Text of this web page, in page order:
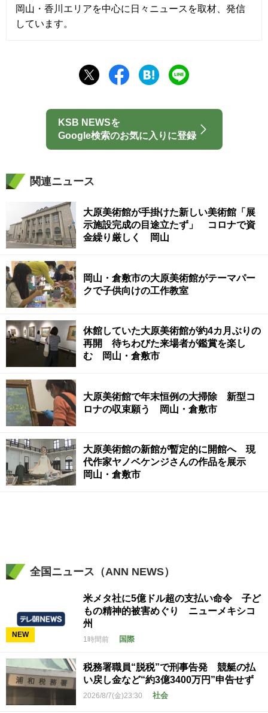
岡山・香川エリアを中心に日々ニュースを取材、発信
しています。
KSB NEWSを
Google検索のお気に入りに登録
関連ニュース
大原美術館が手掛けた新しい美術館「展
示施設完成の目途立たず」 コロナで資
金繰り厳しく 岡山
岡山・倉敷市の大原美術館がテーマパー
クで子供向けの工作教室
休館していた大原美術館が約4カ月ぶりの
再開 待ちわびた来場者が鑑賞を楽し
む 岡山・倉敷市
大原美術館で年末恒例の大掃除 新型コ
ロナの収束願う 岡山・倉敷市
大原美術館の新館が暫定的に開館へ 現
代作家ヤノベケンジさんの作品を展示
岡山・倉敷市
全国ニュース（ANN NEWS）
NEW
米メタ社に5億ドル超の支払い命令 子ど
もの精神的被害めぐり ニューメキシコ
州
1時間前 国際
税務署職員“脱税”で刑事告発 競艇の払
い戻し金など“約3億3400万円”申告せず
2026/8/7(金)23:30 社会